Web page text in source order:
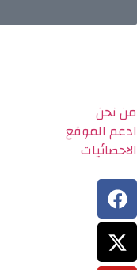
من نحن
ادعم الموقع
الاحصائيات